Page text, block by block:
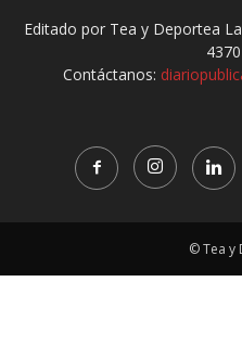
Editado por Tea y Deportea
Contáctanos:
© Tea y